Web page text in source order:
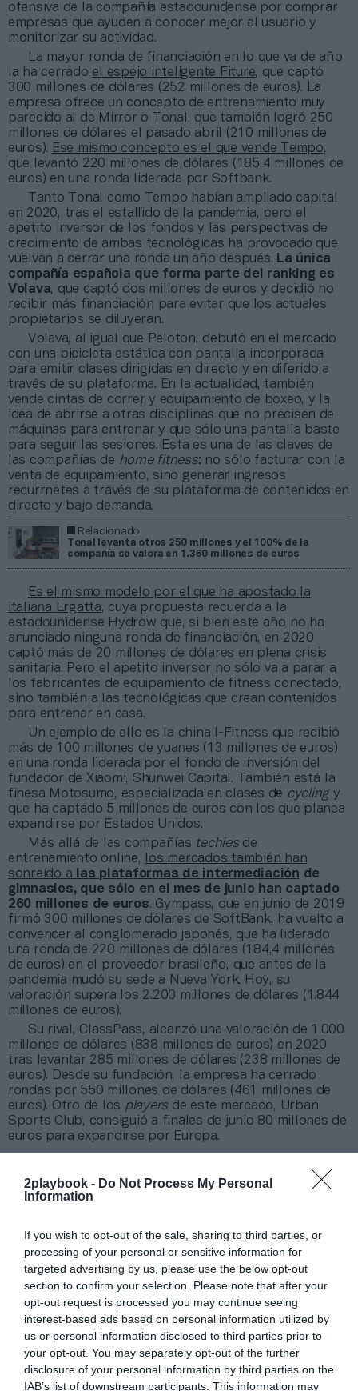
2playbook - Do Not Process My Personal
Information
If you wish to opt-out of the sale, sharing to third parties, or
processing of your personal or sensitive information for
targeted advertising by us, please use the below opt-out
section to confirm your selection. Please note that after your
opt-out request is processed you may continue seeing
interest-based ads based on personal information utilized by
us or personal information disclosed to third parties prior to
your opt-out. You may separately opt-out of the further
disclosure of your personal information by third parties on the
IAB’s list of downstream participants. This information may
ofensiva de la compañía estadounidense por comprar
empresas que ayuden a conocer mejor al usuario y
monitorizar su actividad.
La mayor ronda de financiación en lo que va de año
la ha cerrado el espejo inteligente Fiture, que captó
300 millones de dólares (252 millones de euros). La
empresa ofrece un concepto de entrenamiento muy
parecido al de Mirror o Tonal, que también logró 250
millones de dólares el pasado abril (210 millones de
euros). Ese mismo concepto es el que vende Tempo,
que levantó 220 millones de dólares (185,4 millones de
euros) en una ronda liderada por Softbank.
Tanto Tonal como Tempo habían ampliado capital
en 2020, tras el estallido de la pandemia, pero el
apetito inversor de los fondos y las perspectivas de
crecimiento de ambas tecnológicas ha provocado que
vuelvan a cerrar una ronda un año después. La única
compañía española que forma parte del ranking es
Volava, que captó dos millones de euros y decidió no
recibir más financiación para evitar que los actuales
propietarios se diluyeran.
Volava, al igual que Peloton, debutó en el mercado
con una bicicleta estática con pantalla incorporada
para emitir clases dirigidas en directo y en diferido a
través de su plataforma. En la actualidad, también
vende cintas de correr y equipamiento de boxeo, y la
idea de abrirse a otras disciplinas que no precisen de
máquinas para entrenar y que sólo una pantalla baste
para seguir las sesiones. Esta es una de las claves de
las compañías de home fitness: no sólo facturar con la
venta de equipamiento, sino generar ingresos
recurrnetes a través de su plataforma de contenidos en
directo y bajo demanda.
Relacionado
Tonal levanta otros 250 millones y el 100% de la
compañía se valora en 1.360 millones de euros
Es el mismo modelo por el que ha apostado la
italiana Ergatta, cuya propuesta recuerda a la
estadounidense Hydrow que, si bien este año no ha
anunciado ninguna ronda de financiación, en 2020
captó más de 20 millones de dólares en plena crisis
sanitaria. Pero el apetito inversor no sólo va a parar a
los fabricantes de equipamiento de fitness conectado,
sino también a las tecnológicas que crean contenidos
para entrenar en casa.
Un ejemplo de ello es la china I-Fitness que recibió
más de 100 millones de yuanes (13 millones de euros)
en una ronda liderada por el fondo de inversión del
fundador de Xiaomi, Shunwei Capital. También está la
finesa Motosumo, especializada en clases de cycling y
que ha captado 5 millones de euros con los que planea
expandirse por Estados Unidos.
Más allá de las compañías techies de
entrenamiento online,
los mercados también han
sonreído a
las plataformas de intermediación de
gimnasios, que sólo en el mes de junio han captado
260 millones de euros. Gympass, que en junio de 2019
firmó 300 millones de dólares de SoftBank, ha vuelto a
convencer al conglomerado japonés, que ha liderado
una ronda de 220 millones de dólares (184,4 millones
de euros) en el proveedor brasileño, que antes de la
pandemia mudó su sede a Nueva York. Hoy, su
valoración supera los 2.200 millones de dólares (1.844
millones de euros).
Su rival, ClassPass, alcanzó una valoración de 1.000
millones de dólares (838 millones de euros) en 2020
tras levantar 285 millones de dólares (238 millones de
euros). Desde su fundación, la empresa ha cerrado
rondas por 550 millones de dólares (461 millones de
euros). Otro de los players de este mercado, Urban
Sports Club, consiguió a finales de junio 80 millones de
euros para expandirse por Europa.